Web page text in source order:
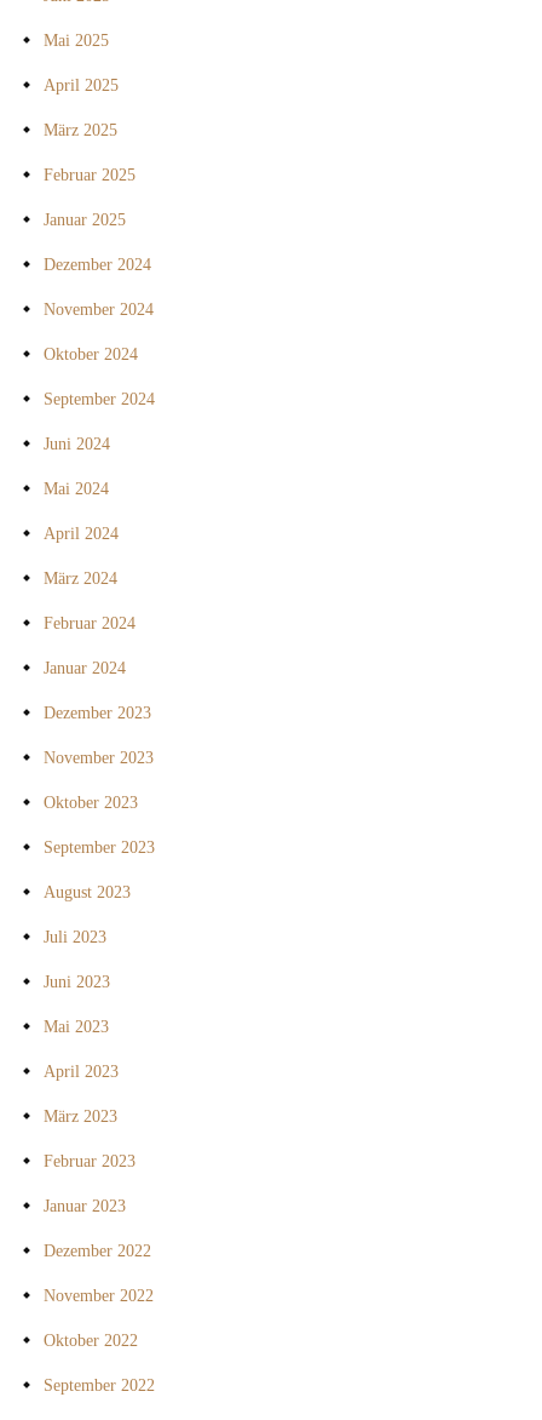
Mai 2025
April 2025
März 2025
Februar 2025
Januar 2025
Dezember 2024
November 2024
Oktober 2024
September 2024
Juni 2024
Mai 2024
April 2024
März 2024
Februar 2024
Januar 2024
Dezember 2023
November 2023
Oktober 2023
September 2023
August 2023
Juli 2023
Juni 2023
Mai 2023
April 2023
März 2023
Februar 2023
Januar 2023
Dezember 2022
November 2022
Oktober 2022
September 2022